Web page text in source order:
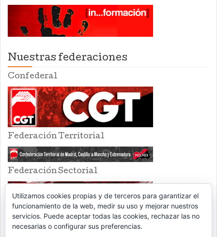
Nuestras federaciones
Confederal
Federación Territorial
Federación Sectorial
Utilizamos cookies propias y de terceros para garantizar el
funcionamiento de la web, medir su uso y mejorar nuestros
servicios. Puede aceptar todas las cookies, rechazar las no
necesarias o configurar sus preferencias.